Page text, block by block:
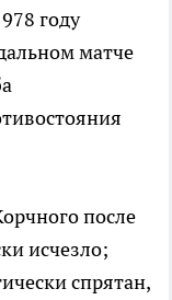
году
матче
после
исчезло;
спрятан,